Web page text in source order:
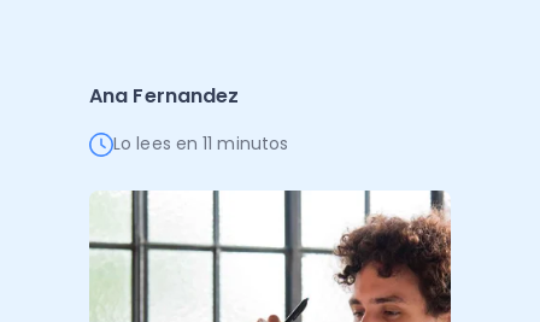
Ver todo
Ver TodoAna Fernandez
Lo lees en 11 minutos